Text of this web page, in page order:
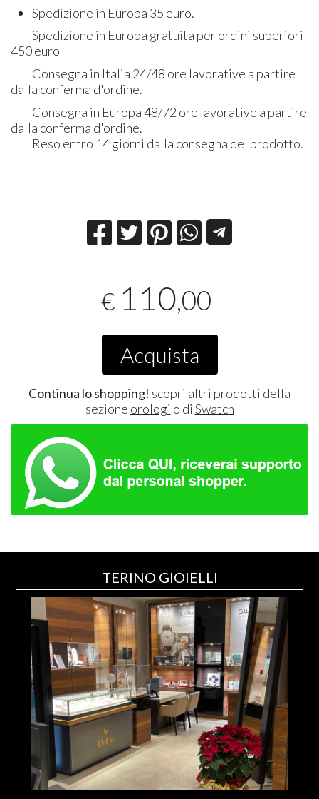
Spedizione in Europa 35 euro.
Spedizione in Europa gratuita per ordini superiori
450 euro
Consegna in Italia 24/48 ore lavorative a partire
dalla conferma d'ordine.
Consegna in Europa 48/72 ore lavorative a partire
dalla conferma d'ordine.
Reso entro 14 giorni dalla consegna del prodotto.
€ 110,00
Acquista
Continua lo shopping! scopri altri prodotti della
sezione orologi o di Swatch
TERINO GIOIELLI